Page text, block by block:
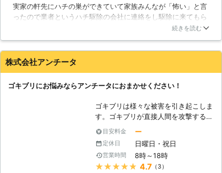
できた穴の中に巣を作っていました。
しかし、人間がどんどん都市開発を進
めていった事で、徐々にその環境に適
好の場所ですし、人家の周りは小さい
ません。そんな訳で、私達はハチの危
険と隣り合わせになることは珍しくな
いのです。 【ハチの危険性】 ハチは
本来、巣に危害を加えなければ安全な
はずですが、巣の距離と人間の生活す
る場所が近づきすぎて、常時ハチに刺
実家の軒先にハチの巣ができていて家族みんなが「怖い」と言
ったので業者というハチ駆除の会社に連絡をし駆除に来てもら
いました。スタッフの方は経験豊富らしくスピーディーで丁寧
小さい巣だったらしく金額も思っていた以上に安かったです。
巣はきれいに処分され、安心した生活が戻りました。とても感
続きを読む
株式会社アンチータ
ゴキブリにお悩みならアンチータにおまかせください！
ゴキブリは様々な被害を引き起こしま
す。ゴキブリが直接人間を攻撃するこ
とはまれですが、見た目も気持ち悪い
ですし、存在を感じるだけでも嫌な思
いをしますね。今後もゴキブリが「不
快害虫」として認識されることに変わ
りないでしょう。 【ゴキブリによる
目安料金 ー
定休日 日曜日・祝日
営業時間 8時～18時
★★★★★ 4.7 （3）